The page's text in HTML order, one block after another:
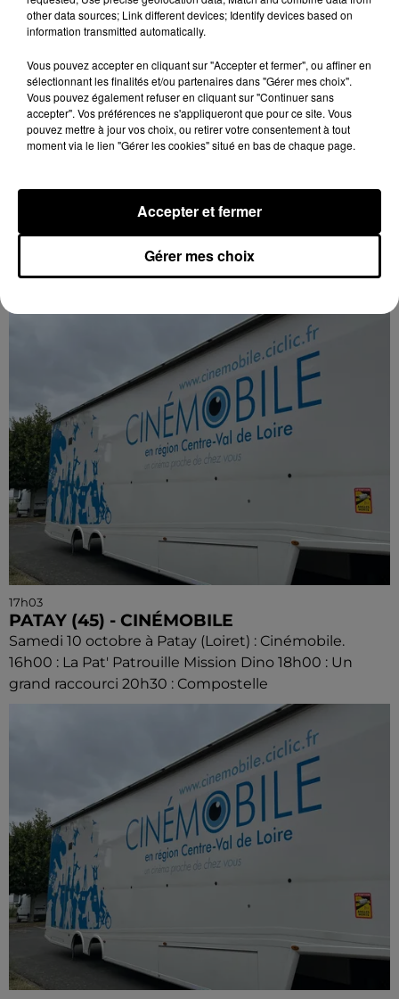
TOURY - CINÉMOBILE
Mercredi 14 octobre à Toury : Cinémobile. 16h00 : La
Pat' Patrouille Mission Dino 18h00 : Toy Story 5 20h30 :
Compostelle
17h03
PATAY (45) - CINÉMOBILE
Samedi 10 octobre à Patay (Loiret) : Cinémobile.
16h00 : La Pat' Patrouille Mission Dino 18h00 : Un
grand raccourci 20h30 : Compostelle
other data sources; Link different devices; Identify devices based on
information transmitted automatically.
Vous pouvez accepter en cliquant sur "Accepter et fermer", ou affiner en
sélectionnant les finalités et/ou partenaires dans "Gérer mes choix".
Vous pouvez également refuser en cliquant sur "Continuer sans
accepter". Vos préférences ne s'appliqueront que pour ce site. Vous
pouvez mettre à jour vos choix, ou retirer votre consentement à tout
moment via le lien "Gérer les cookies" situé en bas de chaque page.
Gérer mes choix
Accepter et fermer